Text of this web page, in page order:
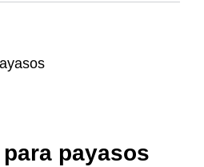
payasos